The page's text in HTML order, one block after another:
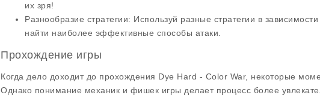
их зря!
Разнообразие стратегии: Используй разные стратегии в
найти наиболее эффективные способы атаки.
Прохождение игры
Когда дело доходит до прохождения Dye Hard - Color War, некоторые
Однако понимание механик и фишек игры делает процесс более